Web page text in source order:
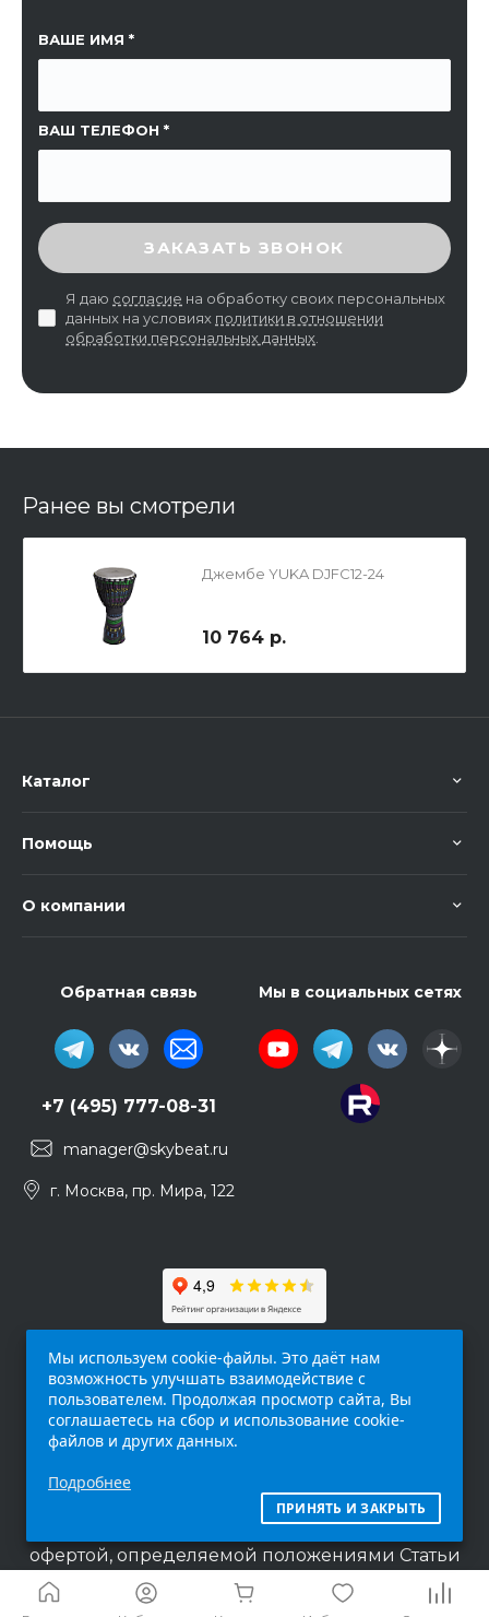
ВАШЕ ИМЯ
ВАШ ТЕЛЕФОН
ССЫЛКА НА СТРАНИЦУ
ВВЕДИТЕ ПРОВЕРОЧНЫЙ КОД
ЗАКАЗАТЬ ЗВОНОК
Я даю согласие на обработку своих персональных
данных на условиях политики в отношении
обработки персональных данных
Ранее вы смотрели
Джембе YUKA DJFC12-24
10 764 р.
Каталог
Помощь
О компании
Обратная связь
+7 (495) 777-08-31
manager@skybeat.ru
г. Москва, пр. Мира, 122
Мы в социальных сетях
интернет-сайт (
исключительно информационный характер и
ни при каких условиях не является публичной
офертой, определяемой положениями Статьи
437 п.2 Гражданского кодекса Российской
Федерации.
Мы используем cookie-файлы. Это даёт нам
возможность улучшать взаимодействие с
пользователем. Продолжая просмотр сайта, Вы
соглашаетесь на сбор и использование cookie-
файлов и других данных.
Подробнее
ПРИНЯТЬ И ЗАКРЫТЬ